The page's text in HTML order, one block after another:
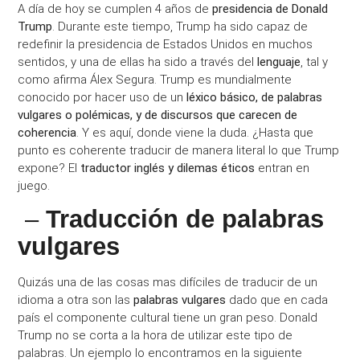
A día de hoy se cumplen 4 años depresidencia de Donald
Trump . Durante este tiempo, Trump ha sido capaz de
redefinir la presidencia de Estados Unidos en muchos
sentidos, y una de ellas ha sido a través dellenguaje , tal y
como afirma Álex Segura. Trump es mundialmente
conocido por hacer uso de unléxico básico, de palabras
vulgares o polémicas, y de discursos que carecen de
coherencia . Y es aquí, donde viene la duda. ¿Hasta que
punto es coherente traducir de manera literal lo que Trump
expone? El traductor inglés y dilemas éticos entran en
juego.
–Traducción de palabras
vulgares
Quizás una de las cosas mas difíciles de traducir de un
idioma a otra son laspalabras vulgares dado que en cada
país el componente cultural tiene un gran peso. Donald
Trump no se corta a la hora de utilizar este tipo de
palabras. Un ejemplo lo encontramos en la siguiente